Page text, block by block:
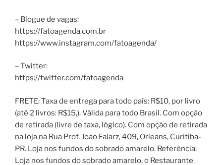
– Blogue de vagas:
https://fatoagenda.com.br
https://www.instagram.com/fatoagenda/
– Twitter:
https://twitter.com/fatoagenda
FRETE: Taxa de entrega para todo país: R$10, por livro
(até 2 livros: R$15,). Válida para todo Brasil. Com opção
de retirada (livre de taxa, lógico). Com opção de retirada
na loja na Rua Prof. João Falarz, 409, Orleans, Curitiba-
PR. Loja nos fundos do sobrado amarelo. Referência:
Loja nos fundos do sobrado amarelo, o Restaurante